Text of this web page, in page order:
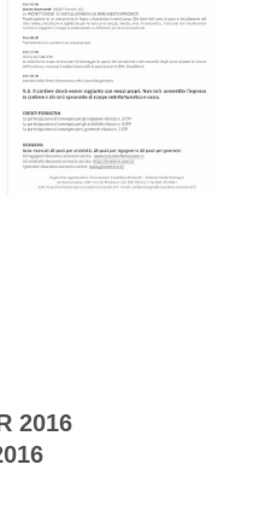
2016